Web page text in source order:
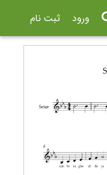
ثبت نام ورود